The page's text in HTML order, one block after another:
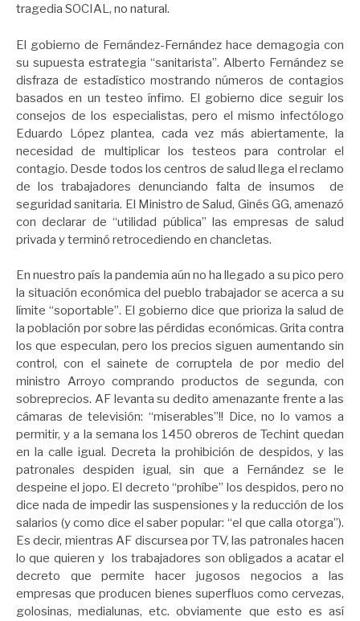
tragedia SOCIAL, no natural.
El gobierno de Fernández-Fernández hace demagogia con
su supuesta estrategia “sanitarista”. Alberto Fernández se
disfraza de estadístico mostrando números de contagios
basados en un testeo ínfimo. El gobierno dice seguir los
consejos de los especialistas, pero el mismo infectólogo
Eduardo López plantea, cada vez más abiertamente, la
necesidad de multiplicar los testeos para controlar el
contagio. Desde todos los centros de salud llega el reclamo
de los trabajadores denunciando falta de insumos de
seguridad sanitaria. El Ministro de Salud, Ginés GG, amenazó
con declarar de “utilidad pública” las empresas de salud
privada y terminó retrocediendo en chancletas.
En nuestro país la pandemia aún no ha llegado a su pico pero
la situación económica del pueblo trabajador se acerca a su
límite “soportable”. El gobierno dice que prioriza la salud de
la población por sobre las pérdidas económicas. Grita contra
los que especulan, pero los precios siguen aumentando sin
control, con el sainete de corruptela de por medio del
ministro Arroyo comprando productos de segunda, con
sobreprecios. AF levanta su dedito amenazante frente a las
cámaras de televisión: “miserables”!! Dice, no lo vamos a
permitir, y a la semana los 1450 obreros de Techint quedan
en la calle igual. Decreta la prohibición de despidos, y las
patronales despiden igual, sin que a Fernández se le
despeine el jopo. El decreto “prohíbe” los despidos, pero no
dice nada de impedir las suspensiones y la reducción de los
salarios (y como dice el saber popular: “el que calla otorga”).
Es decir, mientras AF discursea por TV, las patronales hacen
lo que quieren y los trabajadores son obligados a acatar el
decreto que permite hacer jugosos negocios a las
empresas que producen bienes superfluos como cervezas,
golosinas, medialunas, etc. obviamente que esto es así